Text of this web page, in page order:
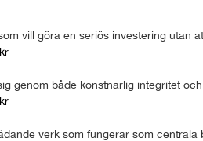
vill göra en seriös investering utan
genom både konstnärlig integritet
verk som fungerar som